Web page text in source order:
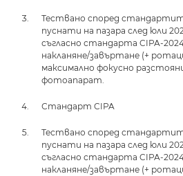
Тествано според
пуснати на пазара след юли
съгласно стандарта CIPA-
накланяне/завъртане (+
максимално фокусно
фотоапарат.
Стандарт CIPA
Тествано според
пуснати на пазара след юли
съгласно стандарта CIPA-
накланяне/завъртане (+